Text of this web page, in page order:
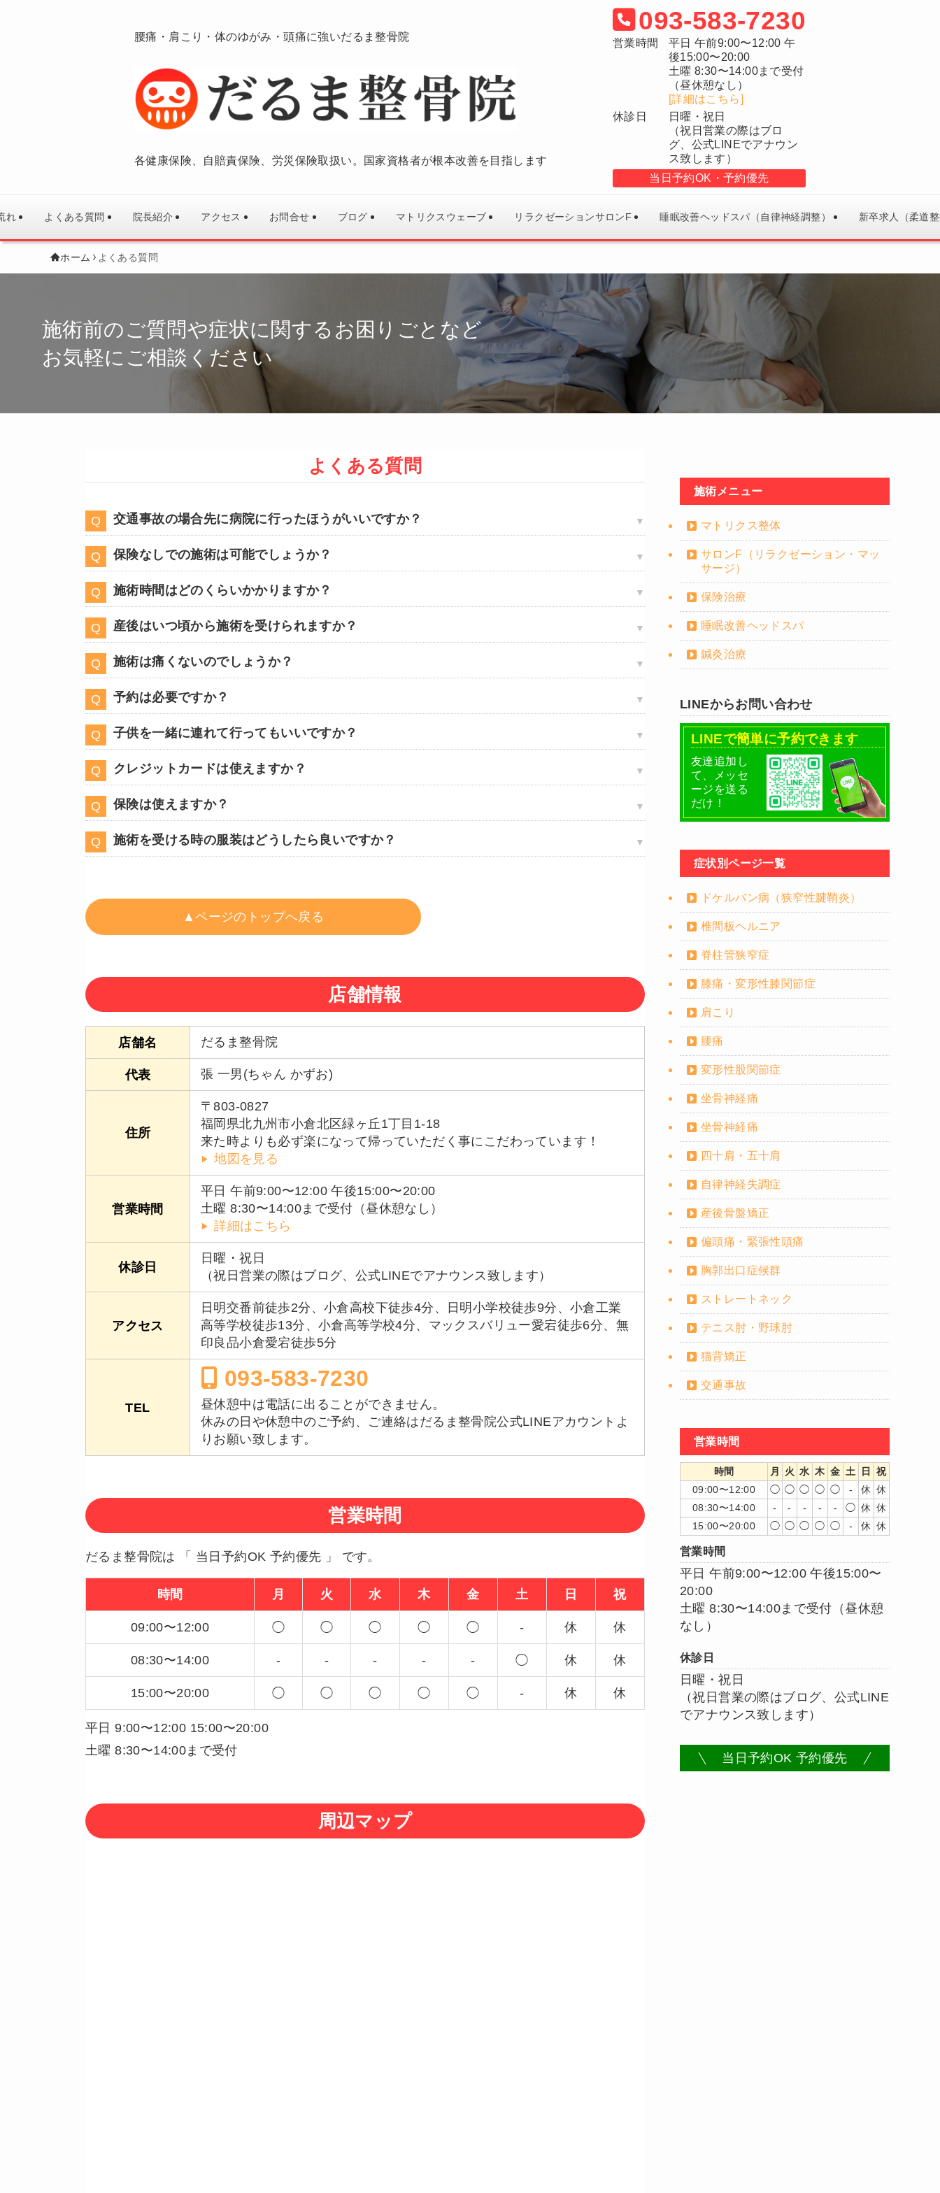
腰痛・肩こり・体のゆがみ・頭痛に強いだるま整骨院
各健康保険、自賠責保険、労災保険取扱い。国家資格者が根本改善を目指します
093-583-7230
営業時間
平日 午前9:00〜12:00 午
後15:00〜20:00
土曜 8:30〜14:00まで受付
（昼休憩なし）
[詳細はこちら]
休診日
日曜・祝日
（祝日営業の際はブロ
グ、公式LINEでアナウン
ス致します）
当日予約OK
予約優先
れ よくある質問 院長紹介 アクセス お問合せ ブログ マトリクスウェーブ リラクゼーションサロンF 睡眠改善ヘッドスパ（自律神経調整） 新卒求人（柔道
ホーム よくある質問
施術前のご質問や症状に関するお困りごとなど
お気軽にご相談ください
よくある質問
交通事故の場合先に病院に行ったほうがいいですか？
保険なしでの施術は可能でしょうか？
施術時間はどのくらいかかりますか？
産後はいつ頃から施術を受けられますか？
施術は痛くないのでしょうか？
予約は必要ですか？
子供を一緒に連れて行ってもいいですか？
クレジットカードは使えますか？
保険は使えますか？
施術を受ける時の服装はどうしたら良いですか？
▲ページのトップへ戻る
店舗情報
店舗名 だるま整骨院
代表 張 一男(ちゃん かずお)
住所
〒803-0827
福岡県北九州市小倉北区緑ヶ丘1丁目1-18
来た時よりも必ず楽になって帰っていただく事にこだわっています！
地図を見る
営業時間
平日 午前9:00〜12:00 午後15:00〜20:00
土曜 8:30〜14:00まで受付（昼休憩なし）
詳細はこちら
休診日
日曜・祝日
（祝日営業の際はブログ、公式LINEでアナウンス致します）
アクセス
日明交番前徒歩2分、小倉高校下徒歩4分、日明小学校徒歩9分、小倉工業
高等学校徒歩13分、小倉高等学校4分、マックスバリュー愛宕徒歩6分、無
印良品小倉愛宕徒歩5分
TEL
093-583-7230
昼休憩中は電話に出ることができません。
休みの日や休憩中のご予約、ご連絡はだるま整骨院公式LINEアカウントよ
りお願い致します。
営業時間
だるま整骨院は 「 当日予約OK 予約優先 」 です。
時間 月 火 水 木 金 土 日 祝
09:00〜12:00 ◯ ◯ ◯ ◯ ◯ - 休 休
08:30〜14:00 - - - - - ◯ 休 休
15:00〜20:00 ◯ ◯ ◯ ◯ ◯ - 休 休
平日 9:00〜12:00 15:00〜20:00
土曜 8:30〜14:00まで受付
周辺マップ
施術メニュー
マトリクス整体
サロンF（リラクゼーション・マッ
サージ）
保険治療
睡眠改善ヘッドスパ
鍼灸治療
LINEからお問い合わせ
LINEで簡単に予約できます
友達追加し
て、メッセ
ージを送る
だけ！
症状別ページ一覧
ドケルバン病（狭窄性腱鞘炎）
椎間板ヘルニア
脊柱管狭窄症
膝痛・変形性膝関節症
肩こり
腰痛
変形性股関節症
坐骨神経痛
坐骨神経痛
四十肩・五十肩
自律神経失調症
産後骨盤矯正
偏頭痛・緊張性頭痛
胸郭出口症候群
ストレートネック
テニス肘・野球肘
猫背矯正
交通事故
営業時間
時間 月 火 水 木 金 土 日
祝
09:00〜12:00
◯ ◯ ◯ ◯ ◯ - 休 休
08:30〜14:00
- - - - - ◯ 休 休
15:00〜20:00
◯ ◯ ◯ ◯ ◯ - 休 休
営業時間
平日 午前9:00〜12:00 午後15:00〜
20:00
土曜 8:30〜14:00まで受付（昼休憩
なし）
休診日
日曜・祝日
（祝日営業の際はブログ、公式LINE
でアナウンス致します）
当日予約OK 予約優先